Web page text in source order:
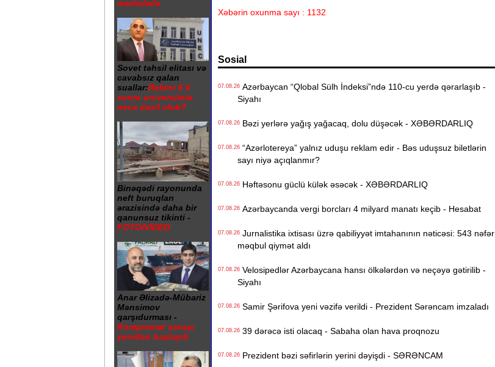
mərhələdə
Sovet təhsil elitası və
cavabsız qalan
suallar:Rektor 6 il
sonra universitetə
necə daxil olub?
Binəqədi rayonunda
neft buruqları
ərazisində daha bir
qanunsuz tikinti -
FOTO/VİDEO
Anar Əlizadə-Mübariz
Mənsimov
qarşıdurması -
Kompromat savaşı
yenidən başlayıb
Xəbərin oxunma sayı : 1132
Sosial
07.08.26Azərbaycan “Qlobal Sülh İndeksi”ndə 110-cu yerdə qərarlaşıb -
Siyahı
07.08.26Bəzi yerlərə yağış yağacaq, dolu düşəcək - XƏBƏRDARLIQ
07.08.26“Azərlotereya” yalnız uduşu reklam edir - Bəs uduşsuz biletlərin
sayı niyə açıqlanmır?
07.08.26Həftəsonu güclü külək əsəcək - XƏBƏRDARLIQ
07.08.26Azərbaycanda vergi borcları 4 milyard manatı keçib - Hesabat
07.08.26Jurnalistika ixtisası üzrə qabiliyyət imtahanının nəticəsi: 543 nəfər
məqbul qiymət aldı
07.08.26Velosipedlər Azərbaycana hansı ölkələrdən və neçəyə gətirilib -
Siyahı
07.08.26Samir Şərifova yeni vəzifə verildi - Prezident Sərəncam imzaladı
07.08.2639 dərəcə isti olacaq - Sabaha olan hava proqnozu
07.08.26Prezident bəzi səfirlərin yerini dəyişdi - SƏRƏNCAM